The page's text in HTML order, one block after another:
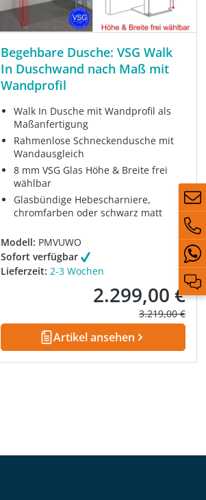
Begehbare Dusche: VSG Walk
In Duschwand nach Maß mit
Wandprofil
Walk In Dusche mit Wandprofil als
Maßanfertigung
Rahmenlose Schneckendusche mit
Wandausgleich
8 mm VSG Glas Höhe & Breite frei
wählbar
Glasbündige Hebescharniere,
chromfarben oder schwarz matt
Modell: PMVUWO
Sofort verfügbar
Lieferzeit: 2-3 Wochen
Verkaufspreis:
2.299,00 €
Regulärer
3.219,00 €
Artikel ansehen